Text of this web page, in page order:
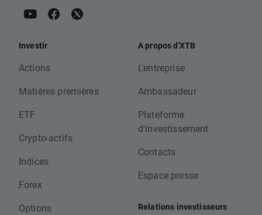
Investir
Actions
Matières premières
ETF
Crypto-actifs
Indices
Forex
Options
A propos d'XTB
L'entreprise
Ambassadeur
Plateforme
d'investissement
Contacts
Espace presse
Relations investisseurs